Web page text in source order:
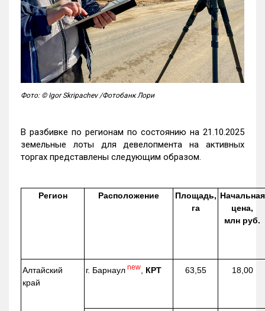
Фото: © Igor Skripachev /Фотобанк Лори
В разбивке по регионам по состоянию на 21.10.2025
земельные лоты для девелопмента на активных
торгах представлены следующим образом.
Регион Расположение
Площадь,
га
Начальная
цена,
млн руб.
Алтайский
край
г. Барнаул new КРТ 63,55 18,00